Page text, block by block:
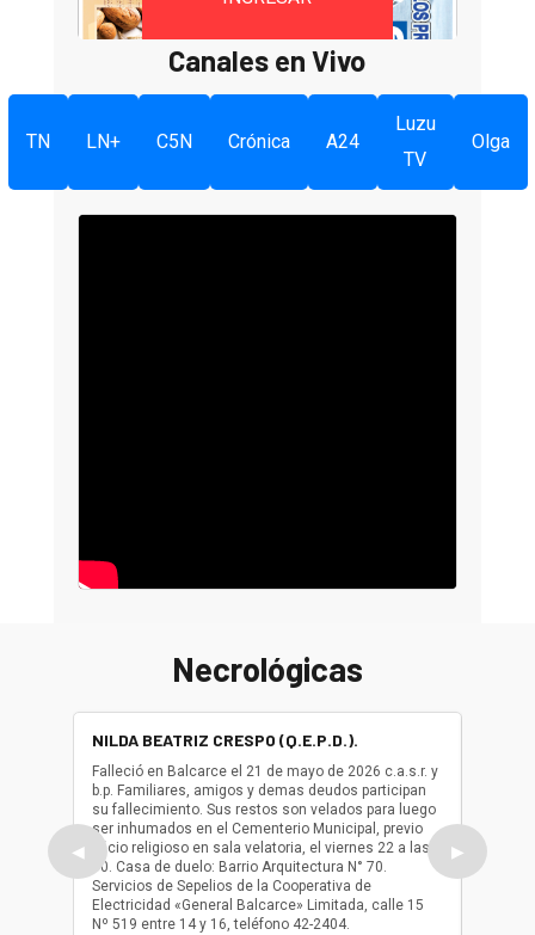
Canales en Vivo
TN LN+ C5N Crónica A24
Luzu
TV
Olga
Necrológicas
◀
NILDA BEATRIZ CRESPO (Q.E.P.D.).
Falleció en Balcarce el 21 de mayo de 2026 c.a.s.r. y
b.p. Familiares, amigos y demas deudos participan
su fallecimiento. Sus restos son velados para luego
ser inhumados en el Cementerio Municipal, previo
oficio religioso en sala velatoria, el viernes 22 a las
10. Casa de duelo: Barrio Arquitectura N° 70.
Servicios de Sepelios de la Cooperativa de
Electricidad «General Balcarce» Limitada, calle 15
Nº 519 entre 14 y 16, teléfono 42-2404.
ser
oficio
▶